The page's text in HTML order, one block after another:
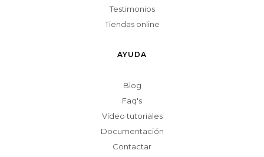
Testimonios
Tiendas online
AYUDA
Blog
Faq's
Vídeo tutoriales
Documentación
Contactar